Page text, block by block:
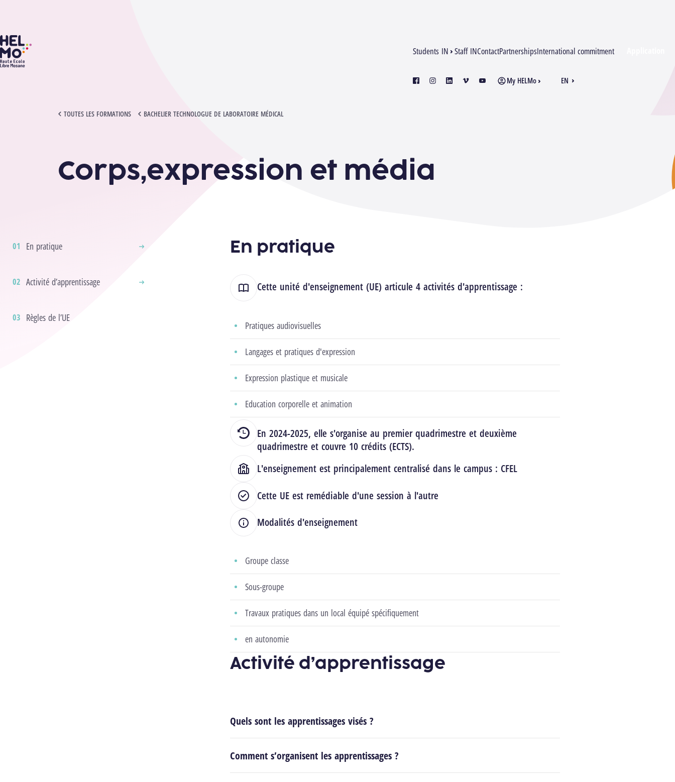
HELMo
Students IN Staff INContactPartnershipsInternational commitment
My HELMo
facebookinstagramlinkedinvimeo youtube
EN
TOUTES LES FORMATIONS BACHELIER TECHNOLOGUE DE LABORATOIRE MÉDICAL
CORPS,EXPRESSION ET MÉDIA
Corps,expression et média
En pratique
Activité d’apprentissage
Règles de l’UE
En pratique
Cette unité d'enseignement (UE) articule 4 activités d'apprentissage :
Pratiques audiovisuelles
Langages et pratiques d'expression
Expression plastique et musicale
Education corporelle et animation
En 2024-2025, elle s'organise au premier quadrimestre et deuxième
quadrimestre et couvre 10 crédits (ECTS).
L'enseignement est principalement centralisé dans le campus : CFEL
Cette UE est remédiable d'une session à l'autre
Modalités d'enseignement
Groupe classe
Sous-groupe
Travaux pratiques dans un local équipé spécifiquement
en autonomie
Activité d’apprentissage
Quels sont les apprentissages visés ?
Comment s’organisent les apprentissages ?